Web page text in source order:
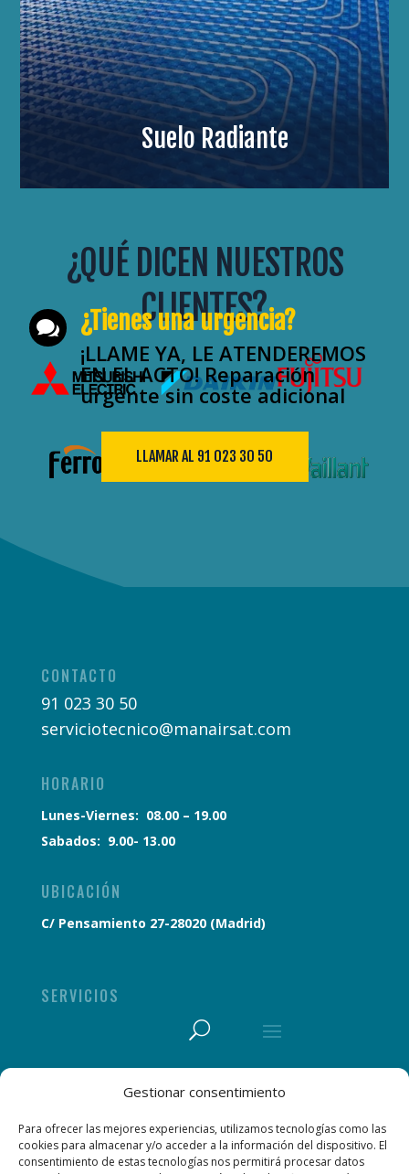
Gestionar consentimiento
Para ofrecer las mejores experiencias, utilizamos tecnologías como las
cookies para almacenar y/o acceder a la información del dispositivo. El
consentimiento de estas tecnologías nos permitirá procesar datos
Suelo Radiante
¿QUÉ DICEN NUESTROS
CLIENTES?
 ¿Tienes una urgencia?
¡LLAME YA, LE ATENDEREMOS
EN EL ACTO! Reparación
urgente sin coste adicional
LLAMAR AL 91 023 30 50
CONTACTO
91 023 30 50
serviciotecnico@manairsat.com
HORARIO
Lunes-Viernes: 08.00 – 19.00
Sabados: 9.00- 13.00
UBICACIÓN
C/ Pensamiento 27-28020 (Madrid)
SERVICIOS